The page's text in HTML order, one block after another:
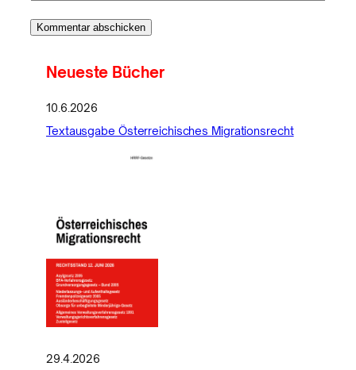
Neueste Bücher
10.6.2026
Textausgabe Österreichisches Migrationsrecht
29.4.2026